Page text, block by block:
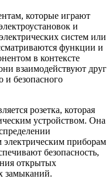
которые играют
и
систем или
функции и
в контексте
взаимодействуют друг
и безопасного
розетка, которая
устройством. Она
электрическим приборам
безопасность,
открытых
замыканий.